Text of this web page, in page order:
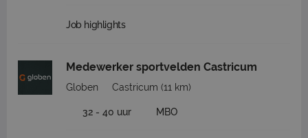
Job highlights
Medewerker sportvelden Castricum
Globen Castricum (11 km)
32 - 40 uur MBO